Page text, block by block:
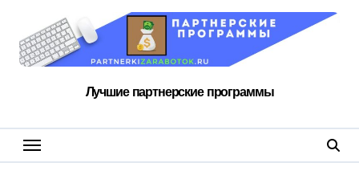
содержанию
Лучшие партнерские программы